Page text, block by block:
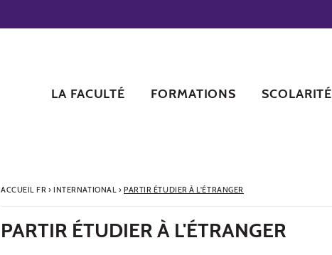
LA FACULTÉ FORMATIONS SCOLARITÉ
ACCUEIL FR› INTERNATIONAL › PARTIR ÉTUDIER À L'ÉTRANGER
PARTIR ÉTUDIER À L'ÉTRANGER